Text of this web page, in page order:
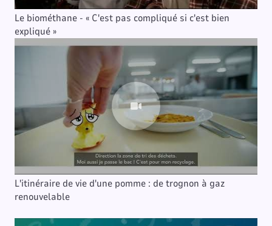
Le biométhane - « C'est pas compliqué si c'est bien
expliqué »
L'itinéraire de vie d'une pomme : de trognon à gaz
renouvelable